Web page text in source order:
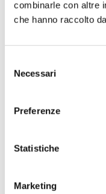
combinarle con altre
che hanno raccolto
delNecessari
Preferenze
Statistiche
Marketing